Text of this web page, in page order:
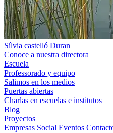
Sílvia castelló Duran
Conoce a nuestra directora
Escuela
Professorado y equipo
Salimos en los medios
Puertas abiertas
Charlas en escuelas e institutos
Blog
Proyectos
Empresas Social Eventos